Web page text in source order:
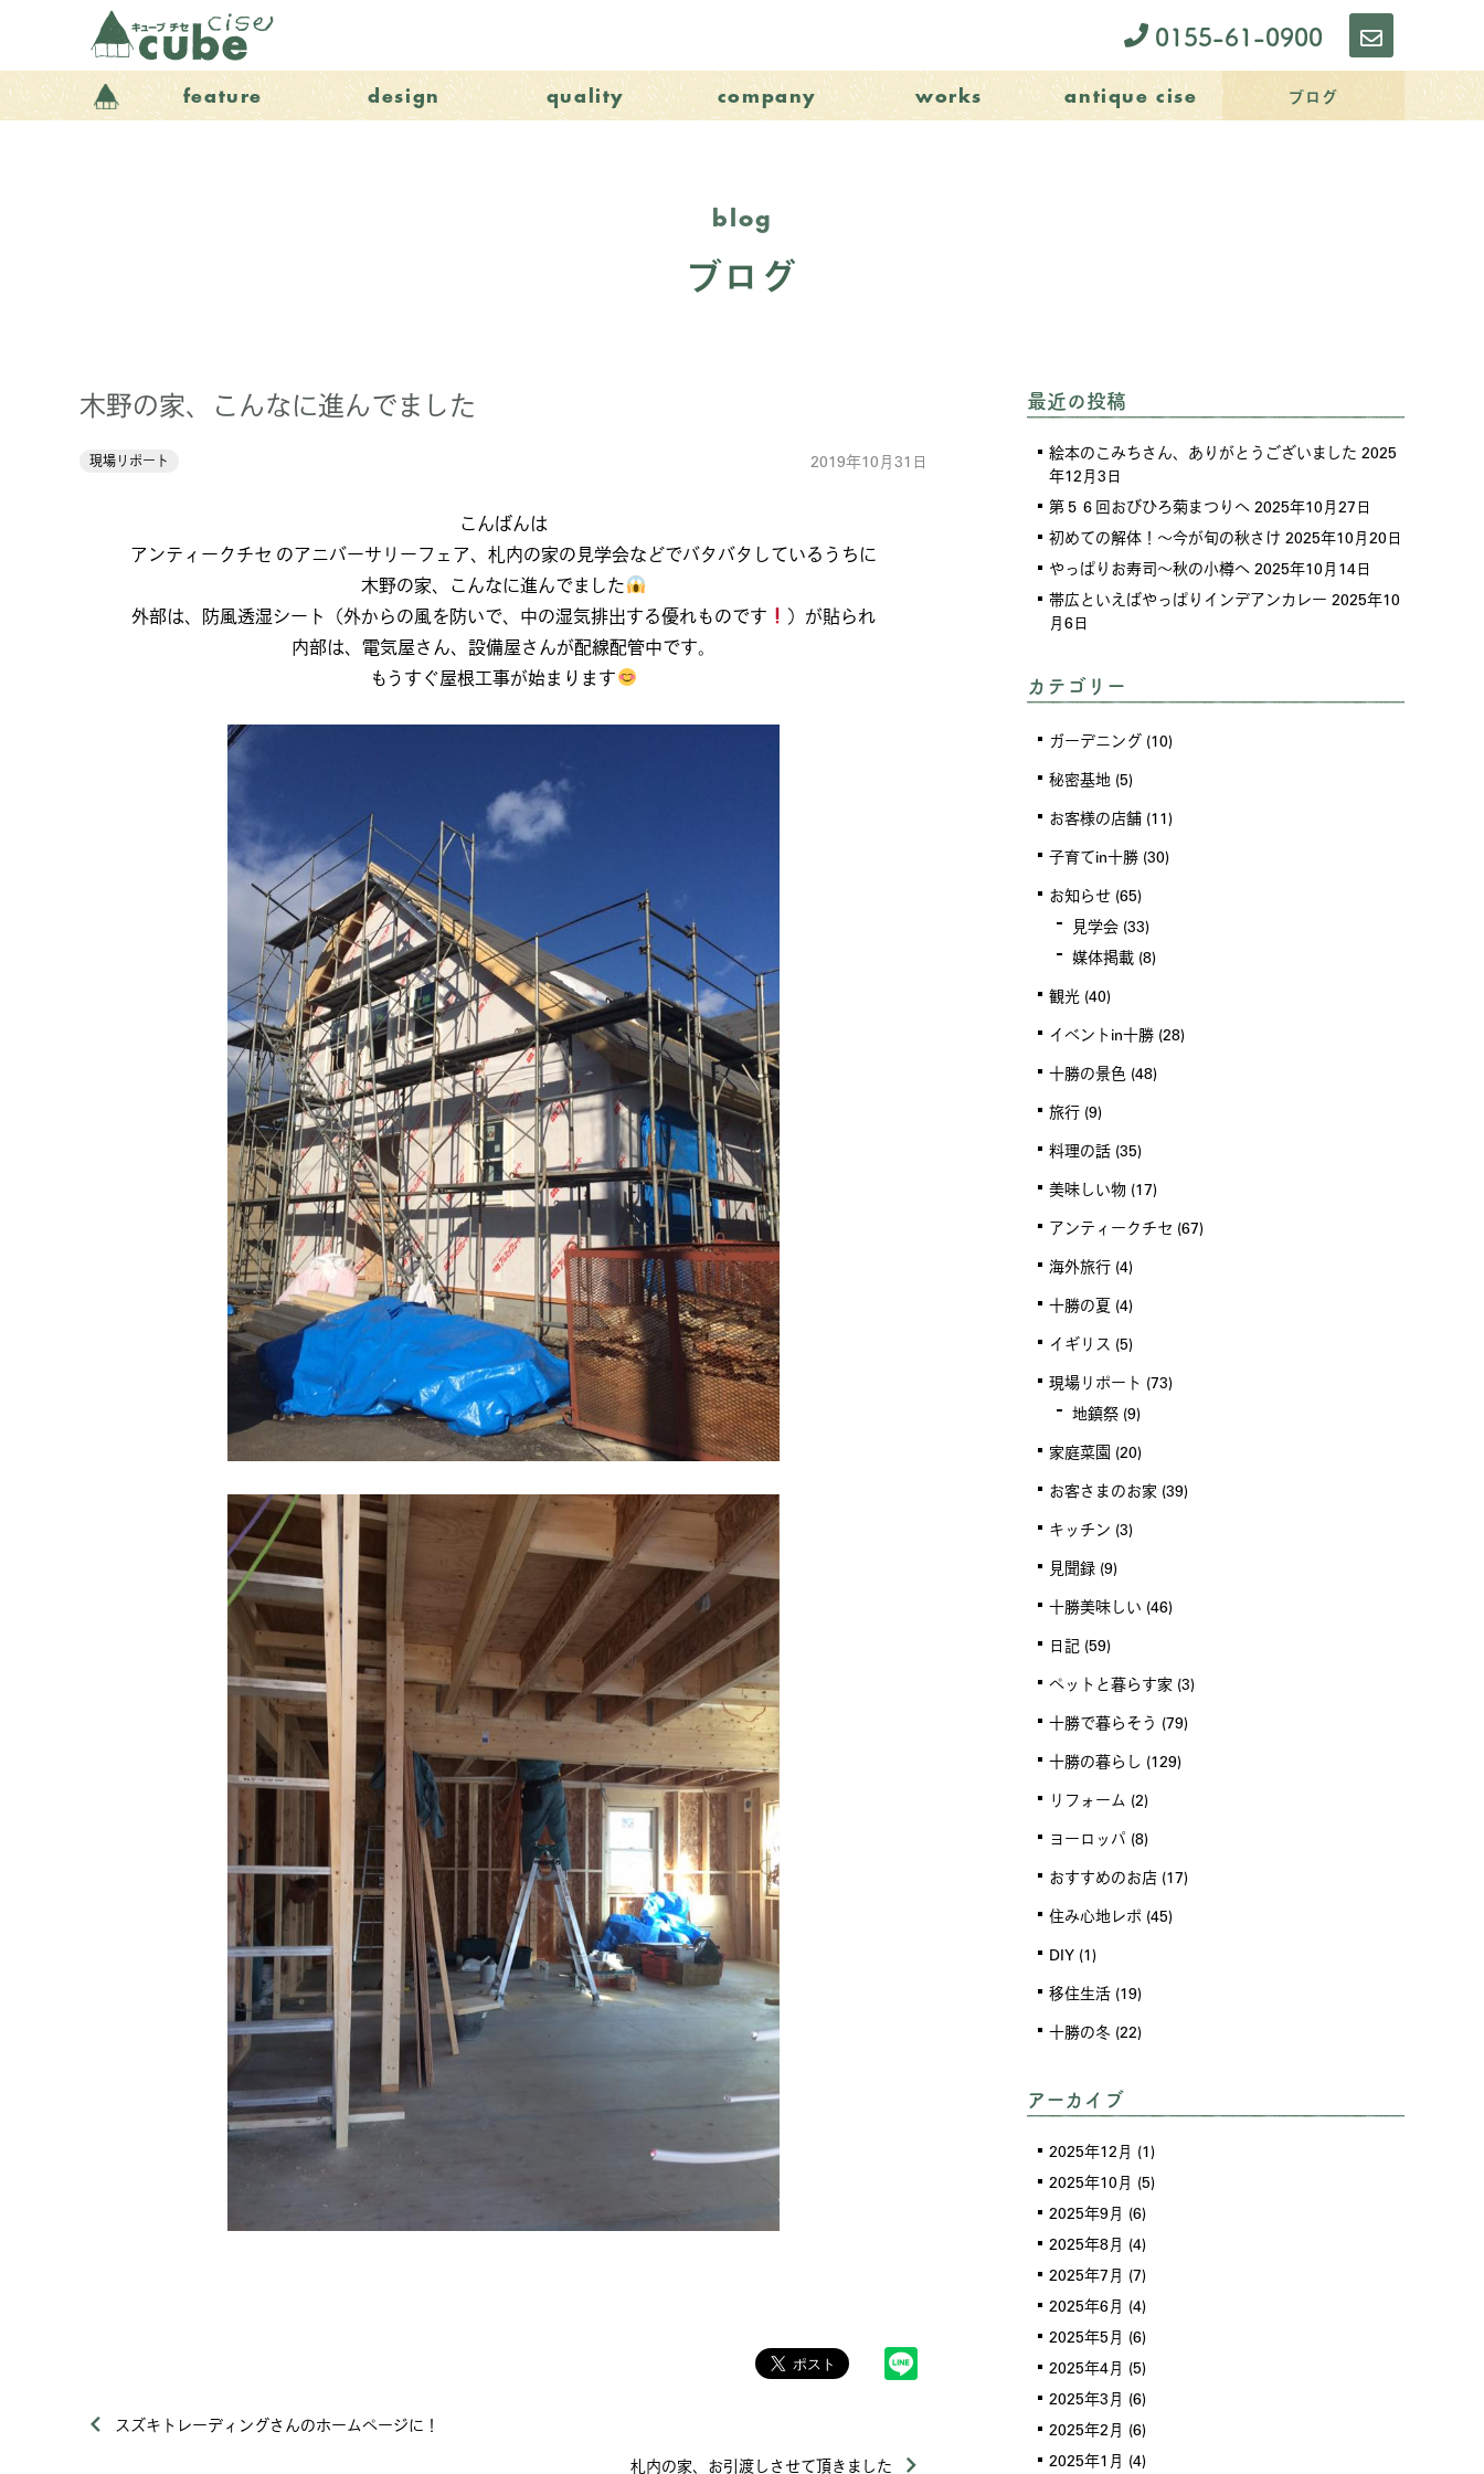
0155-61-0900 お
問
い
feature design quality company works antique cise ブログ
blog
ブログ
木野の家、こんなに進んでました
現場リポート 2019年10月31日
こんばんは
アンティークチセ のアニバーサリーフェア、札内の家の見学会などでバタバタしているうちに
木野の家、こんなに進んでました
外部は、防風透湿シート（外からの風を防いで、中の湿気排出する優れものです
）が貼られ
内部は、電気屋さん、設備屋さんが配線配管中です。
もうすぐ屋根工事が始まります
スズキトレーディングさんのホームページに！
札内の家、お引渡しさせて頂きました
最近の投稿
絵本のこみちさん、ありがとうございました 2025
年12月3日
第５６回おびひろ菊まつりへ 2025年10月27日
初めての解体！～今が旬の秋さけ 2025年10月20日
やっぱりお寿司～秋の小樽へ 2025年10月14日
帯広といえばやっぱりインデアンカレー 2025年10
月6日
カテゴリー
ガーデニング (10)
秘密基地 (5)
お客様の店舗 (11)
子育てin十勝 (30)
お知らせ (65)
見学会 (33)
媒体掲載 (8)
観光 (40)
イベントin十勝 (28)
十勝の景色 (48)
旅行 (9)
料理の話 (35)
美味しい物 (17)
アンティークチセ (67)
海外旅行 (4)
十勝の夏 (4)
イギリス (5)
現場リポート (73)
地鎮祭 (9)
家庭菜園 (20)
お客さまのお家 (39)
キッチン (3)
見聞録 (9)
十勝美味しい (46)
日記 (59)
ペットと暮らす家 (3)
十勝で暮らそう (79)
十勝の暮らし (129)
リフォーム (2)
ヨーロッパ (8)
おすすめのお店 (17)
住み心地レポ (45)
DIY (1)
移住生活 (19)
十勝の冬 (22)
アーカイブ
2025年12月 (1)
2025年10月 (5)
2025年9月 (6)
2025年8月 (4)
2025年7月 (7)
2025年6月 (4)
2025年5月 (6)
2025年4月 (5)
2025年3月 (6)
2025年2月 (6)
2025年1月 (4)